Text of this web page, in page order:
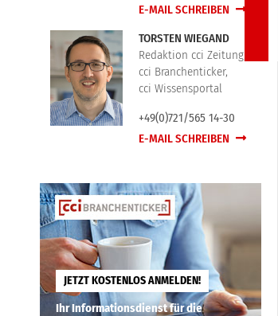
E-MAIL SCHREIBEN
TORSTEN WIEGAND
Redaktion cci Zeitung,
cci Branchenticker,
cci Wissensportal
+49(0)721/565 14-30
E-MAIL SCHREIBEN
JETZT KOSTENLOS ANMELDEN!
Ihr Informationsdienst für die